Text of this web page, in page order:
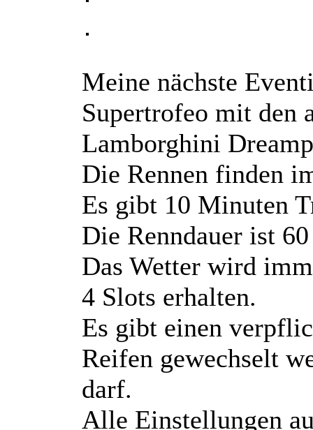
Meine nächste
Supertrofeo mit den
Lamborghini
Die Rennen finden
Es gibt 10 Minuten
Die Renndauer ist
Das Wetter wird
4 Slots erhalten.
Es gibt einen
Reifen gewechselt
darf.
Alle Einstellungen